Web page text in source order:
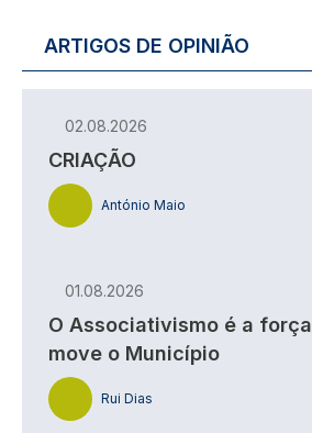
ARTIGOS DE OPINIÃO
02.08.2026
CRIAÇÃO
António Maio
01.08.2026
O Associativismo é a
move o Município
Rui Dias